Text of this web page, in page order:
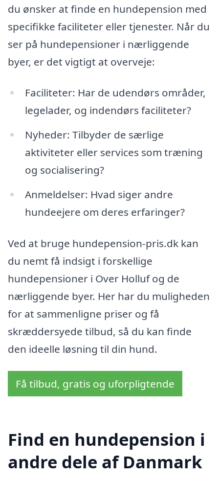
du ønsker at finde en hundepension med
specifikke faciliteter eller tjenester. Når du
ser på hundepensioner i nærliggende
byer, er det vigtigt at overveje:
Faciliteter: Har de udendørs områder,
legelader, og indendørs faciliteter?
Nyheder: Tilbyder de særlige
aktiviteter eller services som træning
og socialisering?
Anmeldelser: Hvad siger andre
hundeejere om deres erfaringer?
Ved at bruge hundepension-pris.dk kan
du nemt få indsigt i forskellige
hundepensioner i Over Holluf og de
nærliggende byer. Her har du muligheden
for at sammenligne priser og få
skræddersyede tilbud, så du kan finde
den ideelle løsning til din hund.
Få tilbud, gratis og uforpligtende
Find en hundepension i
andre dele af Danmark